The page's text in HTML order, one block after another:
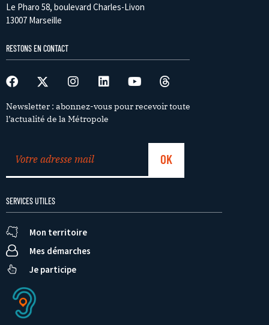
Le Pharo 58, boulevard Charles-Livon
13007 Marseille
RESTONS EN CONTACT
Newsletter : abonnez-vous pour recevoir toute
l’actualité de la Métropole
SERVICES UTILES
Mon territoire
Mes démarches
Je participe